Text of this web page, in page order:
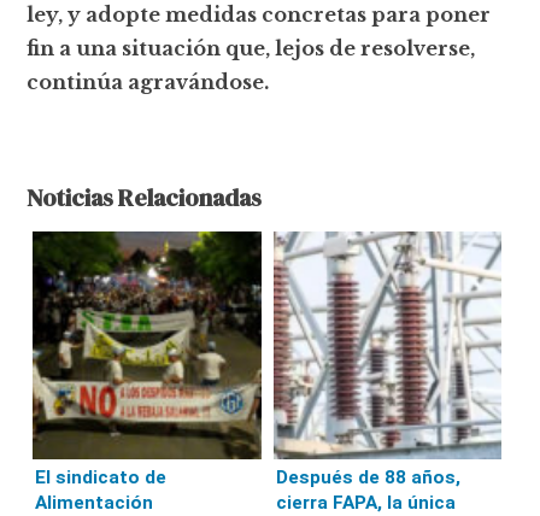
ley, y adopte medidas concretas para poner
fin a una situación que, lejos de resolverse,
continúa agravándose.
Noticias Relacionadas
El sindicato de
Alimentación
Después de 88 años,
cierra FAPA, la única